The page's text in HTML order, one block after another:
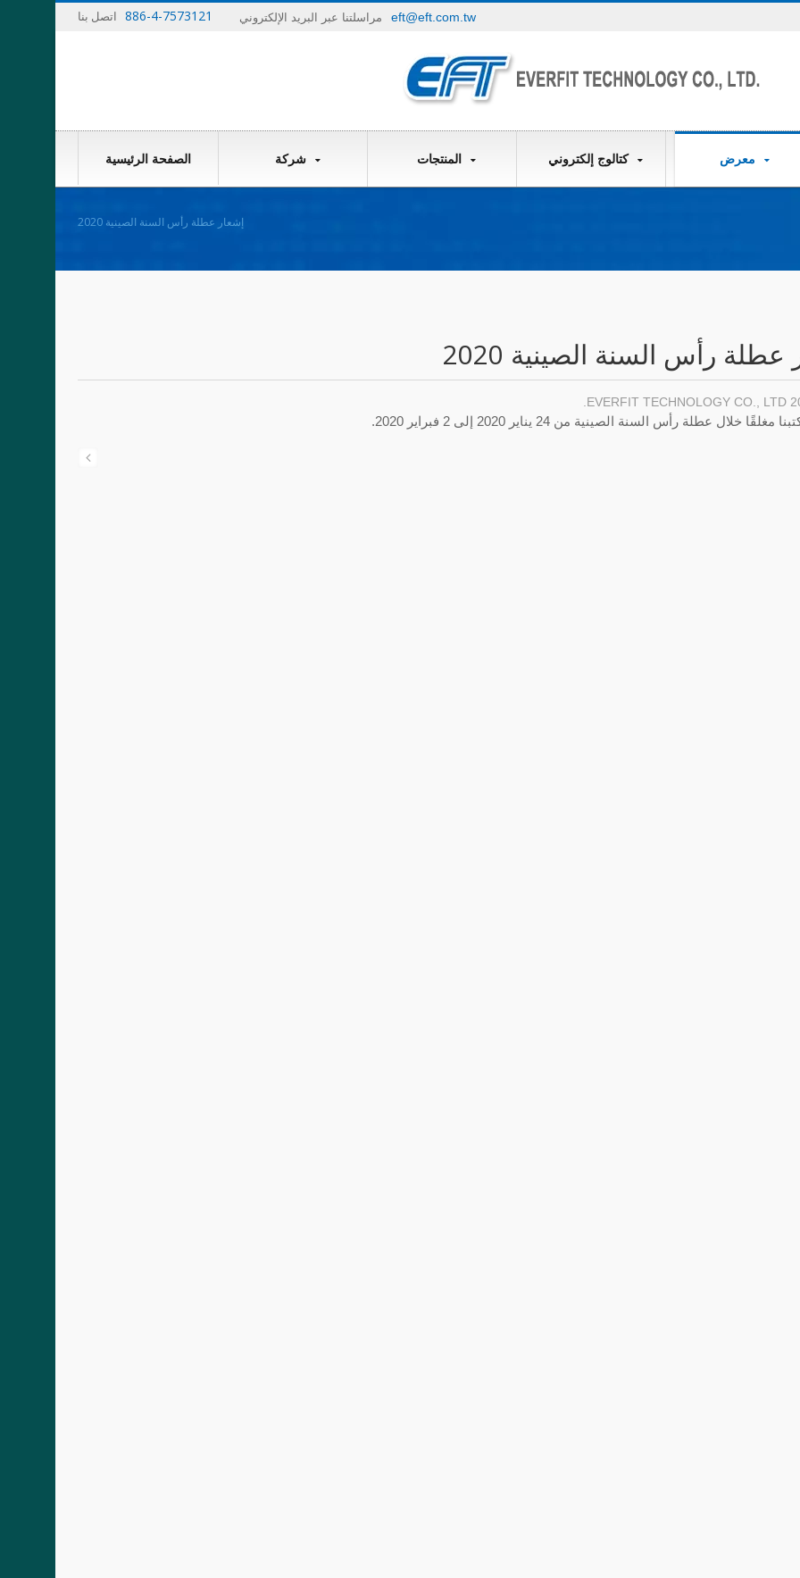
886-4-7573121 eft@eft.com.tw
الصفحة الرئيسية شركة كتالوج إلكتروني
إشعار عطلة رأس السنة الصينية 2020
عطلة رأس السنة الصينية 2020
EVERFIT TECHNOLOGY CO., LTD.
خلال عطلة رأس السنة الصينية من 24 يناير 2020 إلى 2 فبراير 2020.